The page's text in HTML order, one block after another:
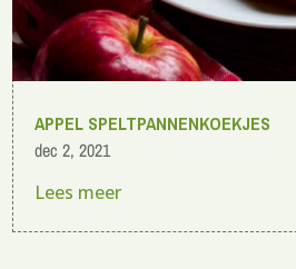
APPEL SPELTPANNENKOEKJES
dec 2, 2021
Lees meer